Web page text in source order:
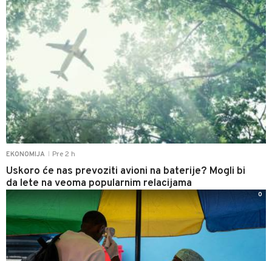
EKONOMIJA Pre 2 h
Uskoro će nas prevoziti avioni na baterije? Mogli bi
da lete na veoma popularnim relacijama
0